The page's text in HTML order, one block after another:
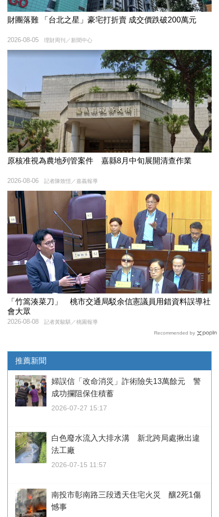
財團落難 「台北之星」豪宅打折賣 成交價跌破200萬元
理財周刊／新聞中心
2026-08-05
原核准視為農地列管案件 嘉縣8月中旬展開清查作業
記者陳致愷／嘉義報導
2026-08-06
「竹篙湊菜刀」 桃市交通局駁余信憲議員用錯資料誤導社
會大眾
記者黃駿騏／桃園報導
2026-08-08
Recommended by
推薦新聞
婦誤信「改命消災」詐術險失13萬餘元 警
成功攔阻保住積蓄
2026-07-27 15:17
白色廢水流入大排水溝 新北跨局處揪出違
法工廠
2026-07-15 11:57
南投市彰南路三段透天住宅火災 釀2死1傷
憾事